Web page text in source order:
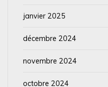
janvier 2025
décembre 2024
novembre 2024
octobre 2024